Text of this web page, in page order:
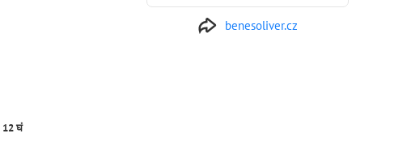
benesoliver.cz
12 घं